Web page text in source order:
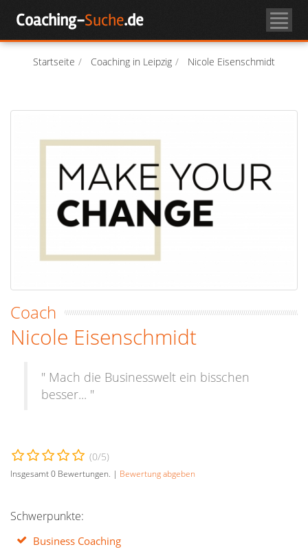
Coaching-Suche.de
Startseite Coaching in Leipzig Nicole Eisenschmidt
Coach
Nicole Eisenschmidt
" Mach die Businesswelt ein bisschen
besser... "
(0/5)
Insgesamt0 Bewertungen. | Bewertung abgeben
Schwerpunkte:
Business Coaching
Coachsuche
Über Coaching
Als Coach registrieren